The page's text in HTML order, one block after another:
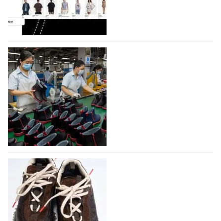
Гуанчжоу, столице моды Китая, является
профессиональной обувной компанией,
объединяющей разработку, производство и…
07.08.2026 554
На платформе Lamoda - новый раздел и
условия продвижения локальных
дизайнерских марок
Российский маркетплейс Lamoda решил обновить
раздел для продажи продукции локальных
дизайнерских марок одежды, обуви и аксессуаров.
Бренды также получат маркетинговую…
06.08.2026 736
Объем мирового производства обуви в
2025 году практически не увеличился
В 2025 году мировое производство обуви
практически не изменилось, зафиксировав